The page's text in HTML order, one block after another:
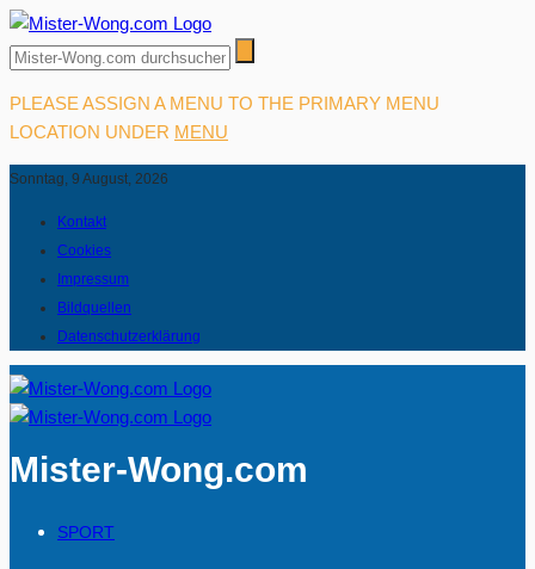
PLEASE ASSIGN A MENU TO THE PRIMARY MENU
LOCATION UNDER MENU
Sonntag, 9 August, 2026
Kontakt
Cookies
Impressum
Bildquellen
Datenschutzerklärung
Mister-Wong.com
SPORT